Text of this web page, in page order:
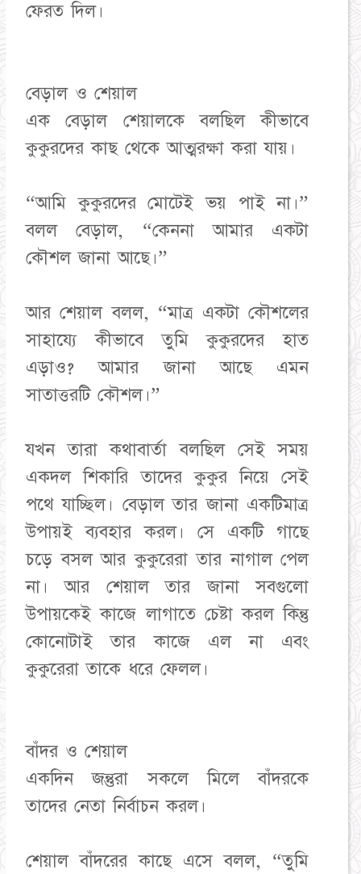
ফেরত দিল।
বেড়াল ও শেয়াল
এক বেড়াল শেয়ালকে বলছিল কীভাবে
কুকুরদের কাছ থেকে আত্মরক্ষা করা যায়।
“আমি কুকুরদের মোটেই ভয় পাই না।”
বলল বেড়াল, “কেননা আমার একটা
কৌশল জানা আছে।”
আর শেয়াল বলল, “মাত্র একটা কৌশলের
সাহায্যে কীভাবে তুমি কুকুরদের হাত
এড়াও? আমার জানা আছে এমন
সাতাত্তরটি কৌশল।”
যখন তারা কথাবার্তা বলছিল সেই সময়
একদল শিকারি তাদের কুকুর নিয়ে সেই
পথে যাচ্ছিল। বেড়াল তার জানা একটিমাত্র
উপায়ই ব্যবহার করল। সে একটি গাছে
চড়ে বসল আর কুকুরেরা তার নাগাল পেল
না। আর শেয়াল তার জানা সবগুলো
উপায়কেই কাজে লাগাতে চেষ্টা করল কিন্তু
কোনোটাই তার কাজে এল না এবং
কুকুরেরা তাকে ধরে ফেলল।
বাঁদর ও শেয়াল
একদিন জন্তুরা সকলে মিলে বাঁদরকে
তাদের নেতা নির্বাচন করল।
শেয়াল বাঁদরের কাছে এসে বলল, “তুমি